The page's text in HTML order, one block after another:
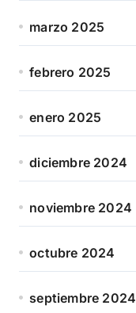
marzo 2025
febrero 2025
enero 2025
diciembre 2024
noviembre 2024
octubre 2024
septiembre 2024